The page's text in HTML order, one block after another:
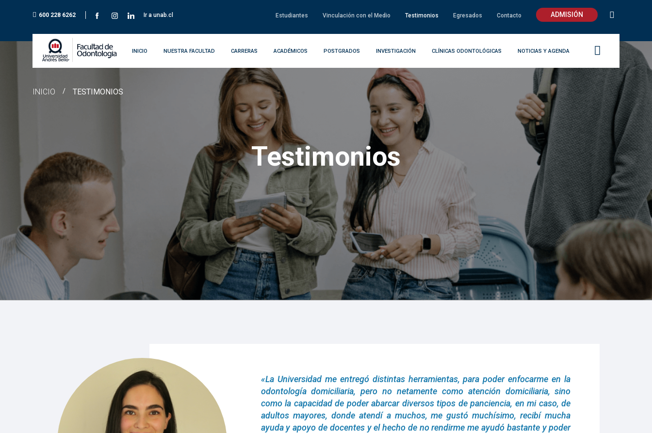
600 228 6262 Ir a unab.cl Estudiantes Vinculación con el Medio Testimonios Egresados Contacto ADMISIÓN
INICIO NUESTRA FACULTAD CARRERAS ACADÉMICOS POSTGRADOS INVESTIGACIÓN CLÍNICAS ODONTOLÓGICAS NOTICIAS Y AGENDA
INICIO / TESTIMONIOS
Testimonios
«La Universidad me entregó distintas herramientas, para poder enfocarme en la
odontología domiciliaria, pero no netamente como atención domiciliaria, sino
como la capacidad de poder abarcar diversos tipos de panciencia, en mi caso, de
adultos mayores, donde atendí a muchos, me gustó muchísimo, recibí mucha
ayuda y apoyo de docentes y el hecho de no rendirme me ayudó bastante y poder